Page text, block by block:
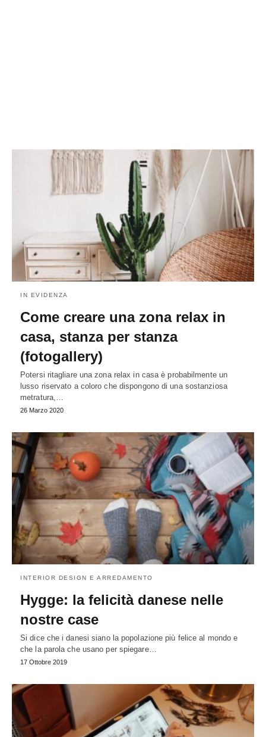
IN EVIDENZA
Come creare una zona relax in
casa, stanza per stanza
(fotogallery)
Potersi ritagliare una zona relax in casa è probabilmente un
lusso riservato a coloro che dispongono di una sostanziosa
metratura,…
26 Marzo 2020
INTERIOR DESIGN E ARREDAMENTO
Hygge: la felicità danese nelle
nostre case
Si dice che i danesi siano la popolazione più felice al mondo e
che la parola che usano per spiegare…
17 Ottobre 2019